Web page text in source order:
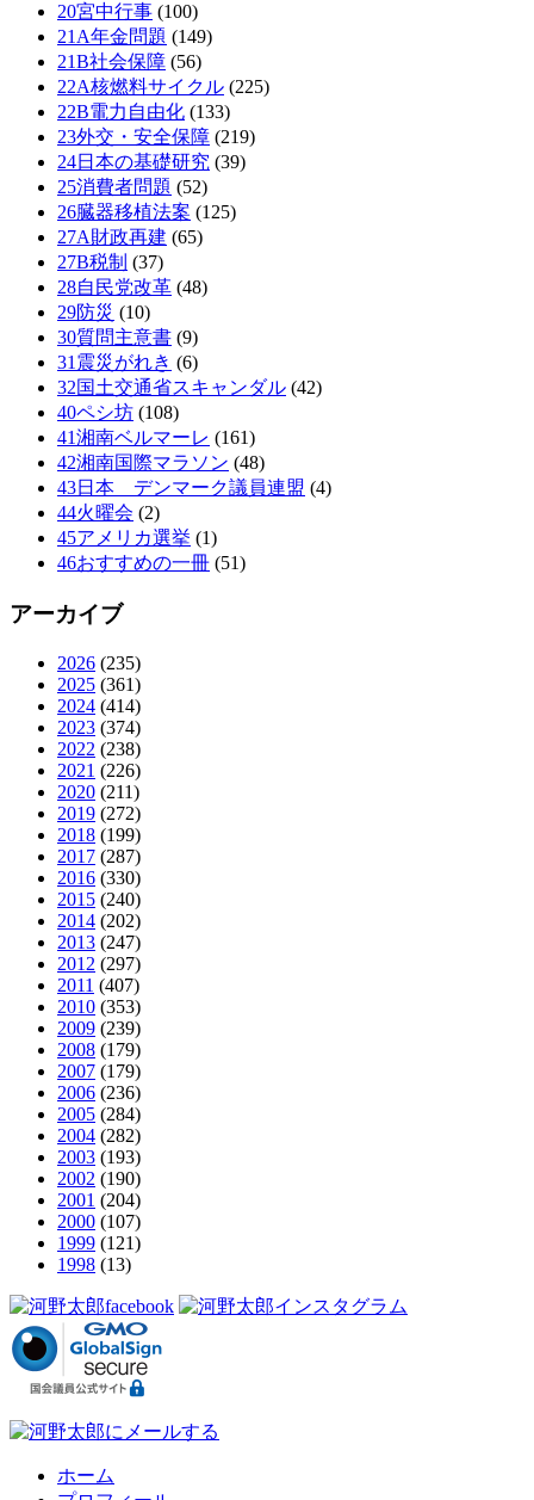
20宮中行事 (100)
21A年金問題 (149)
21B社会保障 (56)
22A核燃料サイクル (225)
22B電力自由化 (133)
23外交・安全保障 (219)
24日本の基礎研究 (39)
25消費者問題 (52)
26臓器移植法案 (125)
27A財政再建 (65)
27B税制 (37)
28自民党改革 (48)
29防災 (10)
30質問主意書 (9)
31震災がれき (6)
32国土交通省スキャンダル (42)
40ペシ坊 (108)
41湘南ベルマーレ (161)
42湘南国際マラソン (48)
43日本 デンマーク議員連盟 (4)
44火曜会 (2)
45アメリカ選挙 (1)
46おすすめの一冊 (51)
アーカイブ
2026 (235)
2025 (361)
2024 (414)
2023 (374)
2022 (238)
2021 (226)
2020 (211)
2019 (272)
2018 (199)
2017 (287)
2016 (330)
2015 (240)
2014 (202)
2013 (247)
2012 (297)
2011 (407)
2010 (353)
2009 (239)
2008 (179)
2007 (179)
2006 (236)
2005 (284)
2004 (282)
2003 (193)
2002 (190)
2001 (204)
2000 (107)
1999 (121)
1998 (13)
ホーム